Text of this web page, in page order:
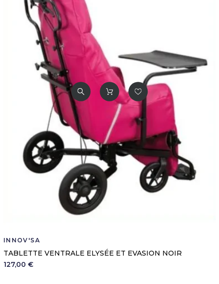
INNOV'SA
TABLETTE VENTRALE ELYSÉE ET EVASION NOIR
127,00 €